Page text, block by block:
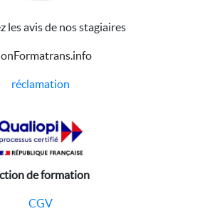
les avis de nos stagiaires
réclamation
de formation
CGV